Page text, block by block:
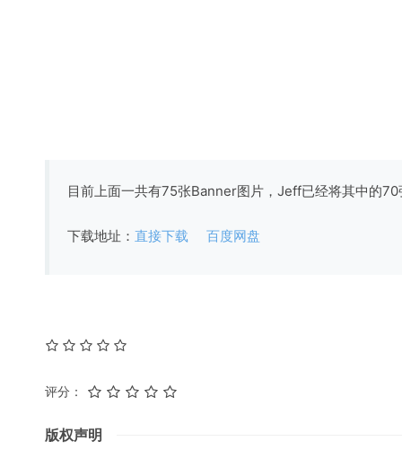
目前上面一共有75张Banner图片，Jeff已经将其中的
下载地址： 直接下载 百度网盘
评分：
版权声明